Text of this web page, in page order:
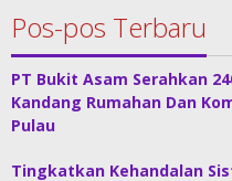
Pos-pos Terbaru
PT Bukit Asam Serahkan
Kandang Rumahan Dan
Pulau
Tingkatkan Kehandalan